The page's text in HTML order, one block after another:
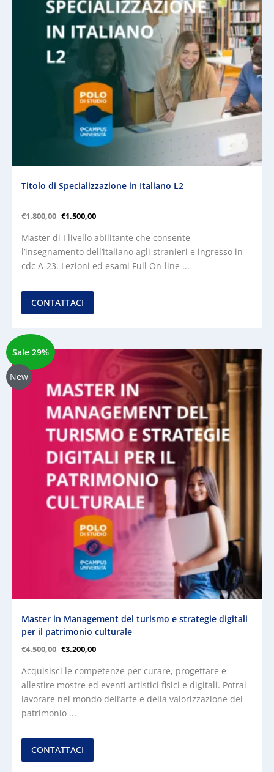
Titolo di Specializzazione in Italiano L2
€1.800,00 €1.500,00
Master di I livello abilitante che consente
l’insegnamento dell’italiano agli stranieri e ingresso in
cdc A-23. Lezioni ed esami Full On-line ...
CONTATTACI
Sale 29%
New
Master in Management del turismo e strategie digitali
per il patrimonio culturale
€4.500,00 €3.200,00
Acquisisci le competenze per curare, progettare e
allestire mostre ed eventi artistici fisici e digitali. Potrai
lavorare nel mondo dell’arte e della valorizzazione del
patrimonio ...
CONTATTACI